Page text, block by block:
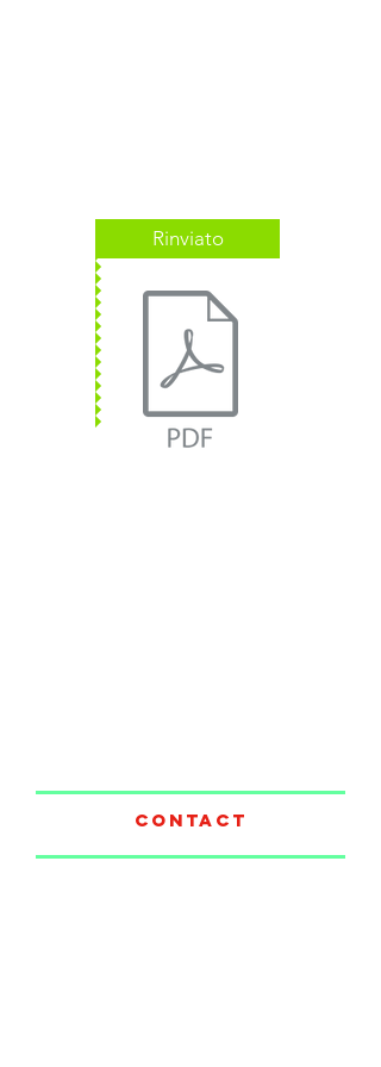
Rinviato
CONTACT